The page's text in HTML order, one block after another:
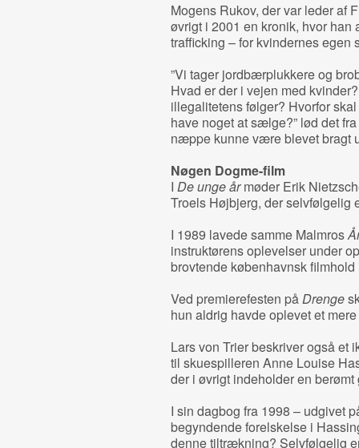
Mogens Rukov, der var leder af
øvrigt i 2001 en kronik, hvor
trafficking – for kvindernes egen
”Vi tager jordbærplukkere og
Hvad er der i vejen med
illegalitetens følger? Hvorfor
have noget at sælge?” lød det
næppe kunne være blevet bragt
Nøgen Dogme-film
I De unge årmøder Erik
Troels Højbjerg, der selvfølgelig
I 1989 lavede samme Malmros
instruktørens oplevelser under
brovtende københavnsk
Ved premierefesten påDrenge
hun aldrig havde oplevet et
Lars von Trier beskriver også et
til skuespilleren Anne Louise
der i øvrigt indeholder en
I sin dagbog fra 1998 – udgivet
begyndende forelskelse i
denne tiltrækning? Selvfølgelig